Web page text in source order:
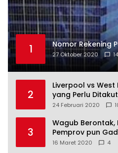
1 Nomor Rekening
27 Oktober 2020 14
2
Liverpool vs West
yang Perlu
24 Februari 2020
3
Wagub Berontak,
Pemprov pun
16 Maret 2020 4